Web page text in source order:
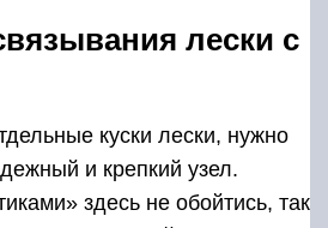
лески с
куски лески, нужно
и крепкий узел.
здесь не обойтись, так